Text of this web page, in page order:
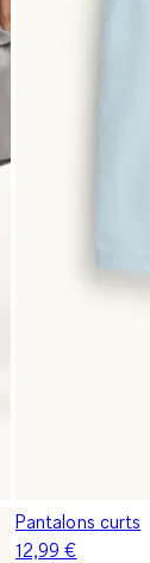
Pantalons curts
12,99 €